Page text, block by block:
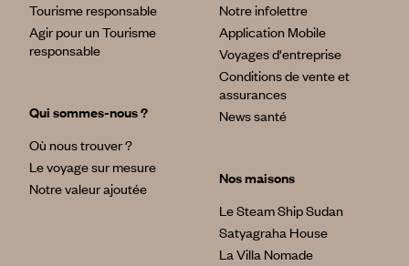
Tourisme responsable
Agir pour un Tourisme
responsable
Qui sommes-nous ?
Où nous trouver ?
Le voyage sur mesure
Notre valeur ajoutée
Notre infolettre
Application Mobile
Voyages d'entreprise
Conditions de vente et
assurances
News santé
Nos maisons
Le Steam Ship Sudan
Satyagraha House
La Villa Nomade